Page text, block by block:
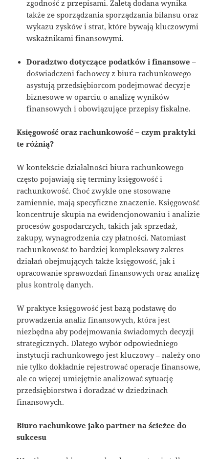
zgodność z przepisami. Zaletą dodana wynika
także ze sporządzania sporządzania bilansu oraz
wykazu zysków i strat, które bywają kluczowymi
wskaźnikami finansowymi.
Doradztwo dotyczące podatków i finansowe –
doświadczeni fachowcy z biura rachunkowego
asystują przedsiębiorcom podejmować decyzje
biznesowe w oparciu o analizę wyników
finansowych i obowiązujące przepisy fiskalne.
Księgowość oraz rachunkowość – czym praktyki
te różnią?
W kontekście działalności biura rachunkowego
często pojawiają się terminy księgowość i
rachunkowość. Choć zwykle one stosowane
zamiennie, mają specyficzne znaczenie. Księgowość
koncentruje skupia na ewidencjonowaniu i analizie
procesów gospodarczych, takich jak sprzedaż,
zakupy, wynagrodzenia czy płatności. Natomiast
rachunkowość to bardziej kompleksowy zakres
działań obejmujących także księgowość, jak i
opracowanie sprawozdań finansowych oraz analizę
plus kontrolę danych.
W praktyce księgowość jest bazą podstawę do
prowadzenia analiz finansowych, która jest
niezbędna aby podejmowania świadomych decyzji
strategicznych. Dlatego wybór odpowiedniego
instytucji rachunkowego jest kluczowy – należy ono
nie tylko dokładnie rejestrować operacje finansowe,
ale co więcej umiejętnie analizować sytuację
przedsiębiorstwa i doradzać w dziedzinach
finansowych.
Biuro rachunkowe jako partner na ścieżce do
sukcesu